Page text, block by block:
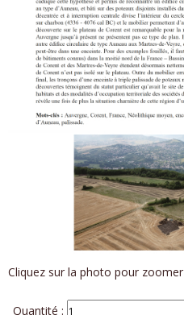
Cliquez sur la photo pour zoomer
Quantité :